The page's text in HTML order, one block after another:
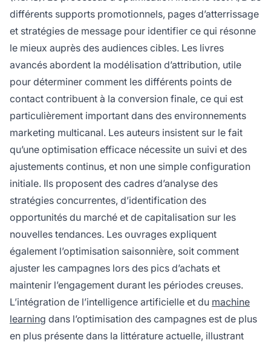
différents supports promotionnels, pages d’atterrissage
et stratégies de message pour identifier ce qui résonne
le mieux auprès des audiences cibles. Les livres
avancés abordent la modélisation d’attribution, utile
pour déterminer comment les différents points de
contact contribuent à la conversion finale, ce qui est
particulièrement important dans des environnements
marketing multicanal. Les auteurs insistent sur le fait
qu’une optimisation efficace nécessite un suivi et des
ajustements continus, et non une simple configuration
initiale. Ils proposent des cadres d’analyse des
stratégies concurrentes, d’identification des
opportunités du marché et de capitalisation sur les
nouvelles tendances. Les ouvrages expliquent
également l’optimisation saisonnière, soit comment
ajuster les campagnes lors des pics d’achats et
maintenir l’engagement durant les périodes creuses.
L’intégration de l’intelligence artificielle et du machine
learning dans l’optimisation des campagnes est de plus
en plus présente dans la littérature actuelle, illustrant